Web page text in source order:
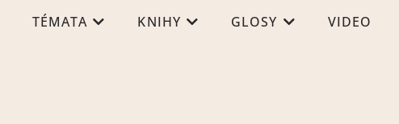
TÉMATA KNIHY GLOSY VIDEO